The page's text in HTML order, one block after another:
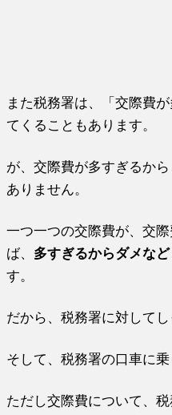
また税務署は、「交際費
てくることもあります。
が、交際費が多すぎるか
ありません。
一つ一つの交際費が、交
ば、 多すぎるからダメな
す。
だから、税務署に対して
そして、税務署の口車に
ただし交際費について、